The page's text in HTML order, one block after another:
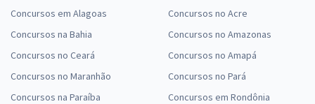
Concursos em Alagoas
Concursos na Bahia
Concursos no Ceará
Concursos no Maranhão
Concursos na Paraíba
Concursos no Acre
Concursos no Amazonas
Concursos no Amapá
Concursos no Pará
Concursos em Rondônia